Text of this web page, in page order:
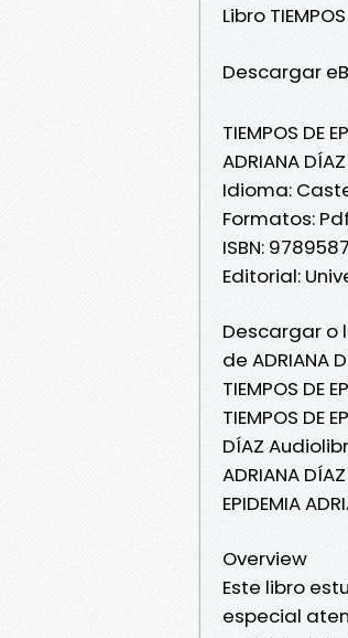
Libro
Descargar
TIEMPOS DE
ADRIANA DÍAZ
Idioma:
Formatos:
ISBN:
Editorial:
Descargar o
de ADRIANA
TIEMPOS DE
TIEMPOS DE
DÍAZ
ADRIANA
EPIDEMIA
Overview
Este libro
especial